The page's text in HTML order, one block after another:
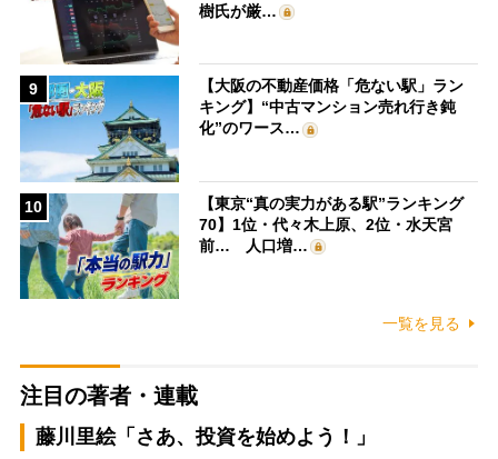
樹氏が厳…
9
【大阪の不動産価格「危ない駅」ラン
キング】“中古マンション売れ行き鈍
化”のワース…
10
【東京“真の実力がある駅”ランキング
70】1位・代々木上原、2位・水天宮
前… 人口増…
一覧を見る
注目の著者・連載
藤川里絵「さあ、投資を始めよう！」